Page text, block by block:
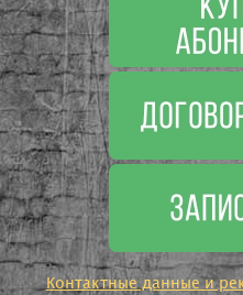
Контактные данные и